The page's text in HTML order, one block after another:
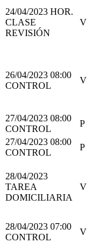
24/04/2023 HOR.
CLASE
REVISIÓN
V
26/04/2023 08:00
CONTROL
V
27/04/2023 08:00
CONTROL
P
27/04/2023 08:00
CONTROL
P
28/04/2023
TAREA
DOMICILIARIA
V
28/04/2023 07:00
CONTROL
V